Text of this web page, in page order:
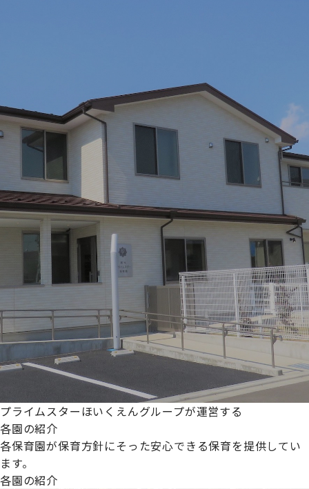
プライムスターほいくえんグループが運営する
各園の紹介
各保育園が保育方針にそった安心できる保育を提供してい
ます。
各園の紹介